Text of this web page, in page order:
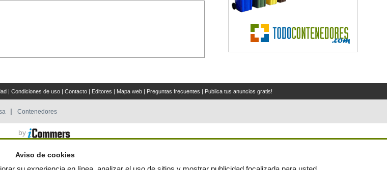
| Condiciones de uso| Contacto| Editores | Mapa web| Preguntas frecuentes | Publica tus anuncios gratis!
Contenedores
by
Aviso de cookies